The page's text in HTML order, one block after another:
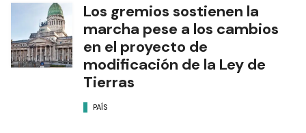
Los gremios sostienen la
marcha pese a los cambios
en el proyecto de
modificación de la Ley de
Tierras
PAÍS